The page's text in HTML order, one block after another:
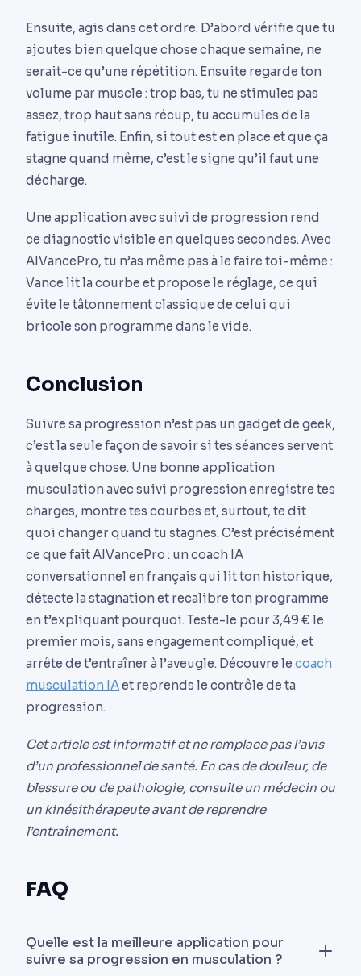
Ensuite, agis dans cet ordre. D’abord vérifie que tu
ajoutes bien quelque chose chaque semaine, ne
serait-ce qu’une répétition. Ensuite regarde ton
volume par muscle : trop bas, tu ne stimules pas
assez, trop haut sans récup, tu accumules de la
fatigue inutile. Enfin, si tout est en place et que ça
stagne quand même, c’est le signe qu’il faut une
décharge.
Une application avec suivi de progression rend
ce diagnostic visible en quelques secondes. Avec
AIVancePro, tu n’as même pas à le faire toi-même :
Vance lit la courbe et propose le réglage, ce qui
évite le tâtonnement classique de celui qui
bricole son programme dans le vide.
Conclusion
Suivre sa progression n’est pas un gadget de geek,
c’est la seule façon de savoir si tes séances servent
à quelque chose. Une bonne application
musculation avec suivi progression enregistre tes
charges, montre tes courbes et, surtout, te dit
quoi changer quand tu stagnes. C’est précisément
ce que fait AIVancePro : un coach IA
conversationnel en français qui lit ton historique,
détecte la stagnation et recalibre ton programme
en t’expliquant pourquoi. Teste-le pour 3,49 € le
premier mois, sans engagement compliqué, et
arrête de t’entraîner à l’aveugle. Découvre le coach
musculation IAet reprends le contrôle de ta
progression.
Cet article est informatif et ne remplace pas l’avis
d’un professionnel de santé. En cas de douleur, de
blessure ou de pathologie, consulte un médecin ou
un kinésithérapeute avant de reprendre
l’entraînement.
FAQ
Quelle est la meilleure application pour
suivre sa progression en musculation ?